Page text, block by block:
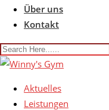
Über uns
Kontakt
Aktuelles
Leistungen